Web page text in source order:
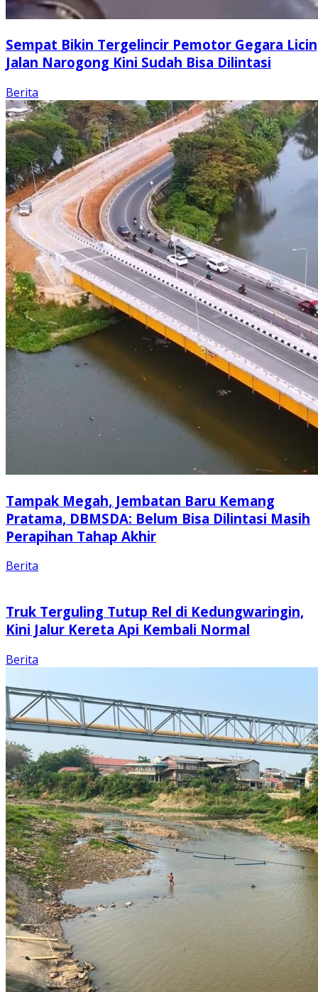
Sempat Bikin Tergelincir Pemotor Gegara
Jalan Narogong Kini Sudah Bisa Dilintasi
Berita
Tampak Megah, Jembatan Baru Kemang
Pratama, DBMSDA: Belum Bisa Dilintasi Masih
Perapihan Tahap Akhir
Berita
Truk Terguling Tutup Rel di Kedungwaringin,
Kini Jalur Kereta Api Kembali Normal
Berita